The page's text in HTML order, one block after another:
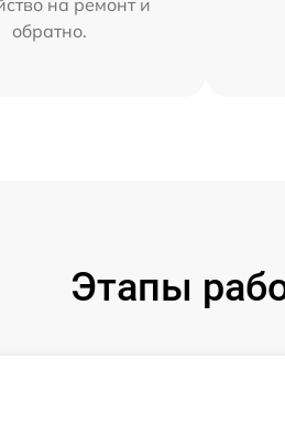
на ремонт и
обратно.
Этапы